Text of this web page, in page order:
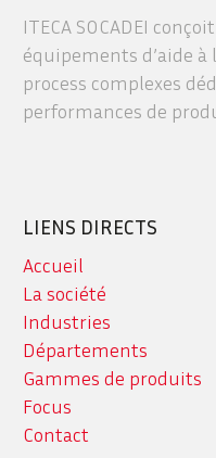
ITECA SOCADEI
équipements d’aide
process complexes
performances de
LIENS DIRECTS
Accueil
La société
Industries
Départements
Gammes de produits
Focus
Contact